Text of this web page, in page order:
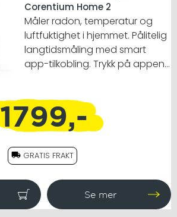
Corentium Home 2
Måler radon, temperatur og
luftfuktighet i hjemmet. Pålitelig
langtidsmåling med smart
app-tilkobling. Trykk på appens
1799,-
GRATIS FRAKT